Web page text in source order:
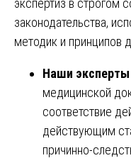
экспертиз в строгом
законодательства,
методик и принципов
Наши эксперты
медицинской
соответствие
действующим
причинно-